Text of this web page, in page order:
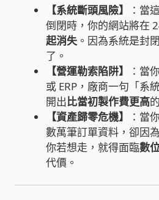
家庭水電修繕
窗簾 窗飾 丈量安裝
電腦維修銷售
電腦維護合約
電腦租賃方案
【系統斷頭風險】
：當
倒閉時，你的網站將在
起消失 。因為系統是封
了。
【營運勒索陷阱】
：當
或 ERP，廠商一句「系
開出比當初製作費更高
【資產歸零危機】
：當
數萬筆訂單資料，卻因
你若想走，就得面臨數
代價。